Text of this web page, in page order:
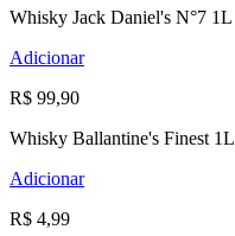
Whisky Jack Daniel's N°7 1L
Adicionar
R$ 99,90
Whisky Ballantine's Finest 1L
Adicionar
R$ 4,99